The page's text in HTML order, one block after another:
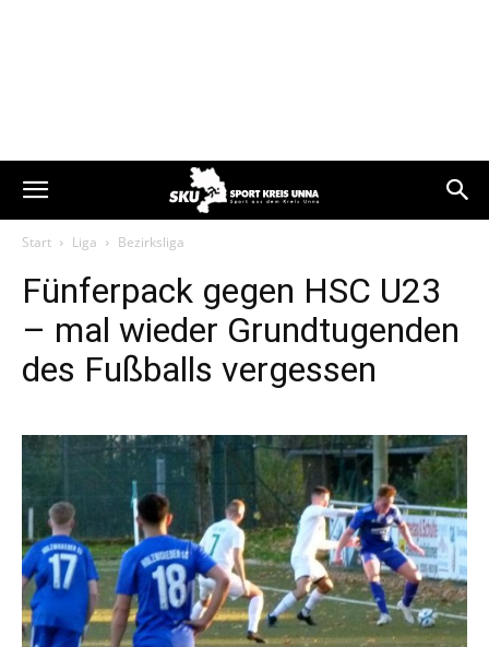
Start Liga Bezirksliga
Fünferpack gegen HSC U23
– mal wieder Grundtugenden
des Fußballs vergessen